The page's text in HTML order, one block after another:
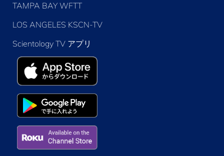
TAMPA BAY WFTT
LOS ANGELES KSCN-TV
Scientology TV アプリ